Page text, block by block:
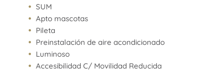
SUM
Apto mascotas
Pileta
Preinstalación de aire acondicionado
Luminoso
Accesibilidad C/ Movilidad Reducida